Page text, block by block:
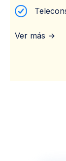
Ver más →